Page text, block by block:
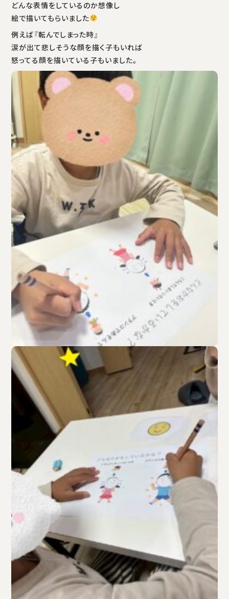
どんな表情をしているのか想像し
絵で描いてもらいました
例えば『転んでしまった時』
涙が出て悲しそうな顔を描く子もいれば
怒ってる顔を描いている子もいました。